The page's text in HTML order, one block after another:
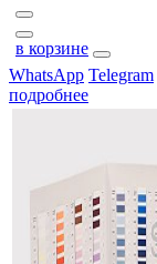
в корзине
WhatsApp Telegram
подробнее